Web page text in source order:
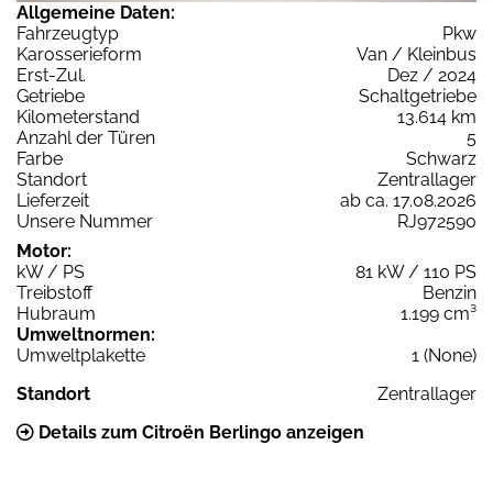
Allgemeine Daten:
Fahrzeugtyp
Pkw
Karosserieform
Van / Kleinbus
Erst-Zul.
Dez / 2024
Getriebe
Schaltgetriebe
Kilometerstand
13.614 km
Anzahl der Türen
5
Farbe
Schwarz
Standort
Zentrallager
Lieferzeit
ab ca. 17.08.2026
Unsere Nummer
RJ972590
Motor:
kW / PS
81 kW / 110 PS
Treibstoff
Benzin
Hubraum
1.199 cm³
Umweltnormen:
Umweltplakette
1 (None)
Standort
Zentrallager
Details zum Citroën Berlingo anzeigen